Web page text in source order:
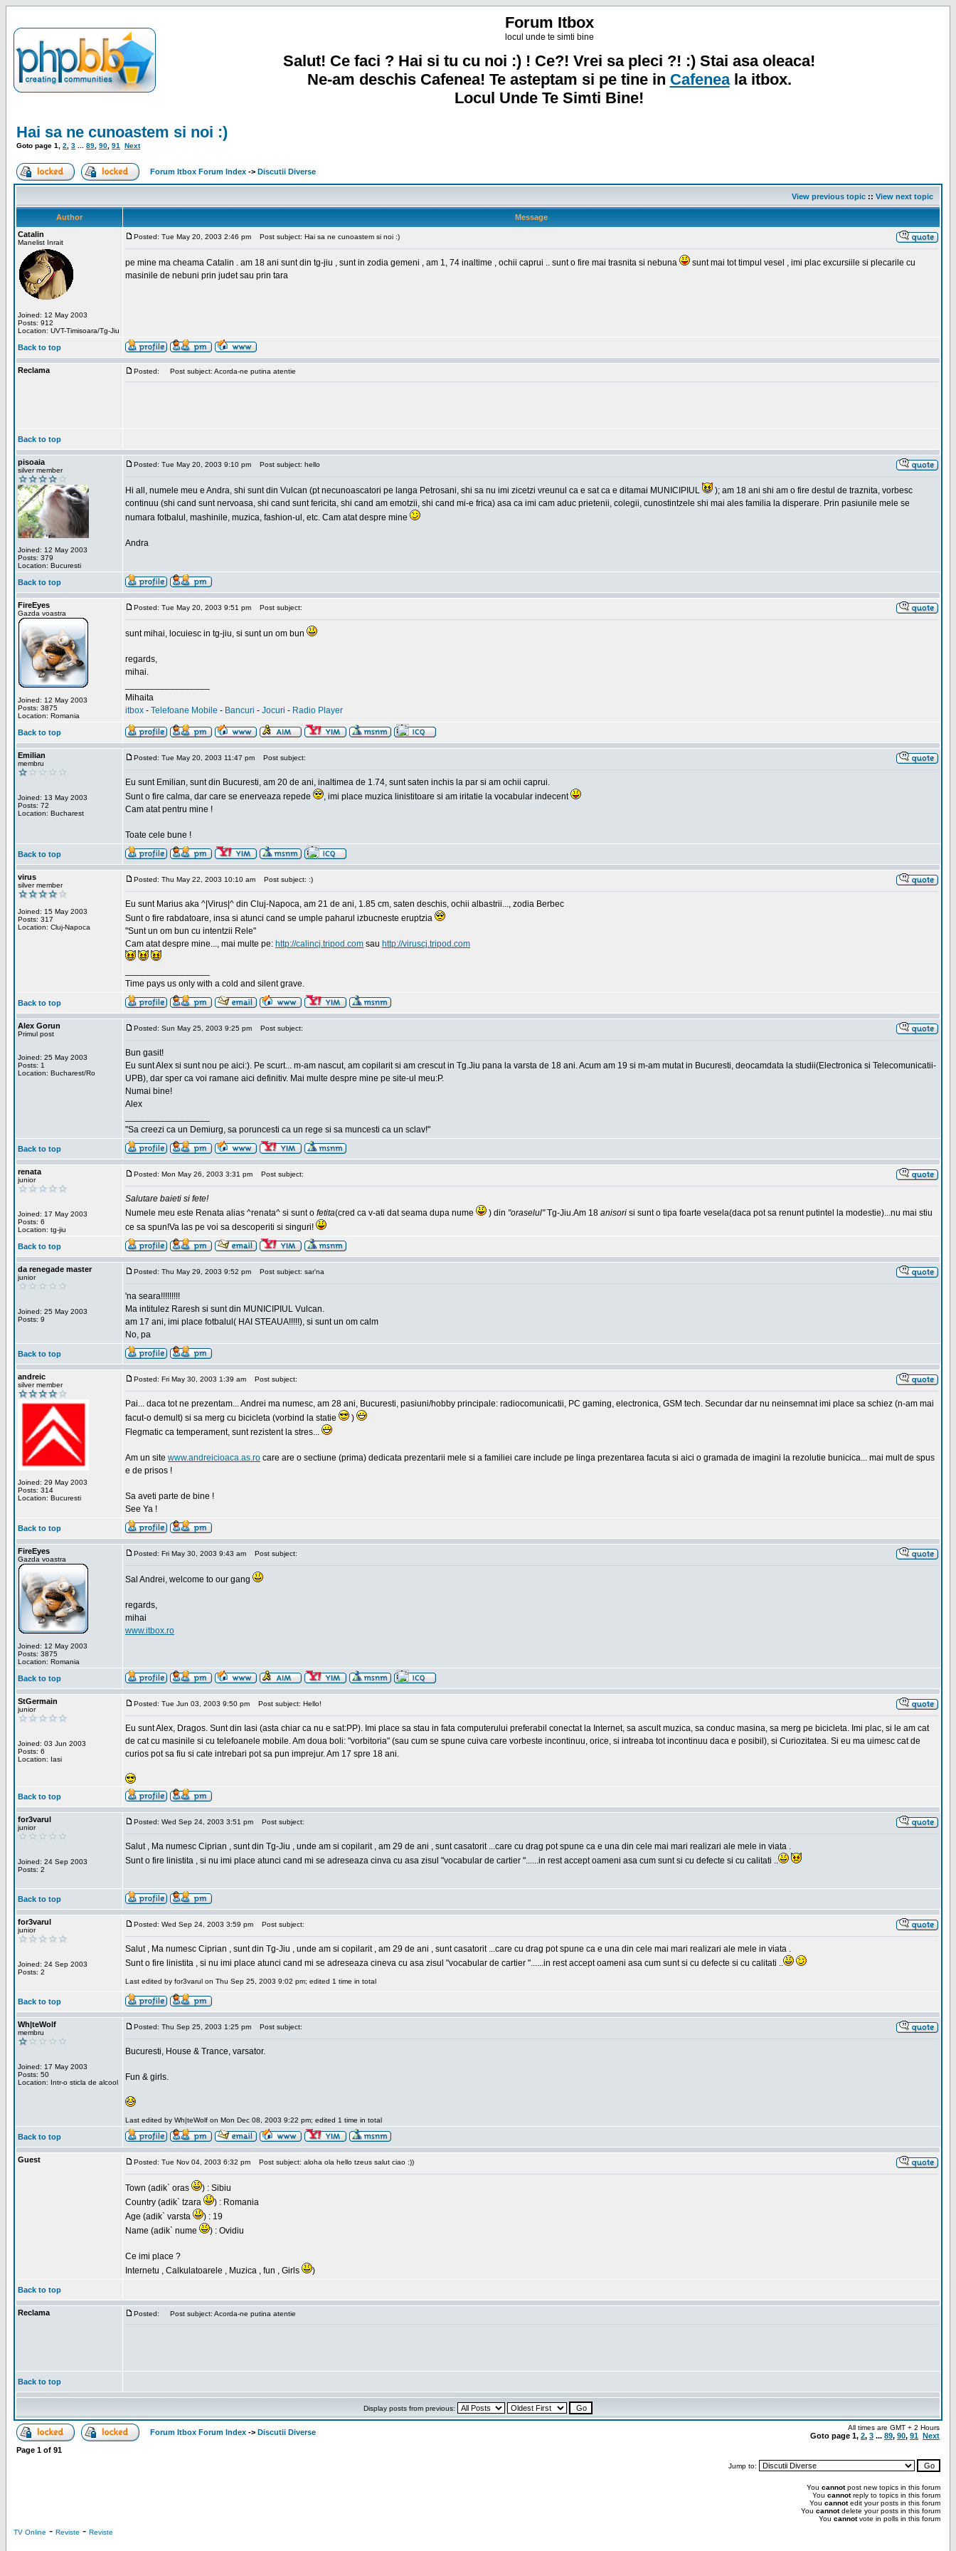
Forum Itbox
locul unde te simti bine
Salut! Ce faci ? Hai si tu cu noi :) ! Ce?! Vrei sa pleci ?! :) Stai asa oleaca!
Ne-am deschis Cafenea! Te asteptam si pe tine in Cafeneala itbox.
Locul Unde Te Simti Bine!
Hai sa ne cunoastem si noi :)
Goto page 1 2 3 89 90 91 Next
Forum Itbox Forum Index -> Discutii Diverse
View previous topic :: View next topic
Author
Message
Catalin
Manelist Inrait
Joined: 12 May 2003
Posts: 912
Location: UVT-Timisoara/Tg-Jiu
Posted: Tue May 20, 2003 2:46 pm Post subject: Hai sa ne cunoastem si noi :)
pe mine ma cheama Catalin . am 18 ani sunt din tg-jiu , sunt in zodia gemeni , am 1, 74 inaltime , ochii caprui .. sunt o fire mai trasnita si nebuna
sunt mai tot timpul vesel , imi plac excursiile si plecarile cu
masinile de nebuni prin judet sau prin tara
Back to top
Reclama Posted: Post subject: Acorda-ne putina atentie
Back to top
pisoaia
silver member
Joined: 12 May 2003
Posts: 379
Location: Bucuresti
Posted: Tue May 20, 2003 9:10 pm Post subject: hello
Hi all, numele meu e Andra, shi sunt din Vulcan (pt necunoascatori pe langa Petrosani, shi sa nu imi zicetzi vreunul ca e sat ca e ditamai MUNICIPIUL
); am 18 ani shi am o fire destul de traznita, vorbesc
continuu (shi cand sunt nervoasa, shi cand sunt fericita, shi cand am emotzii, shi cand mi-e frica) asa ca imi cam aduc prietenii, colegii, cunostintzele shi mai ales familia la disperare. Prin pasiunile mele se
numara fotbalul, mashinile, muzica, fashion-ul, etc. Cam atat despre mine
Andra
Back to top
FireEyes
Gazda voastra
Joined: 12 May 2003
Posts: 3875
Location: Romania
Posted: Tue May 20, 2003 9:51 pm Post subject:
sunt mihai, locuiesc in tg-jiu, si sunt un om bun
regards,
mihai.
Mihaita
itbox - Telefoane Mobile - Bancuri - Jocuri - Radio Player
Back to top
Emilian
membru
Joined: 13 May 2003
Posts: 72
Location: Bucharest
Posted: Tue May 20, 2003 11:47 pm Post subject:
Eu sunt Emilian, sunt din Bucuresti, am 20 de ani, inaltimea de 1.74, sunt saten inchis la par si am ochii caprui.
Sunt o fire calma, dar care se enerveaza repede
, imi place muzica linistitoare si am iritatie la vocabular indecent
Cam atat pentru mine !
Toate cele bune !
Back to top
virus
silver member
Joined: 15 May 2003
Posts: 317
Location: Cluj-Napoca
Posted: Thu May 22, 2003 10:10 am Post subject: :)
Eu sunt Marius aka ^|Virus|^ din Cluj-Napoca, am 21 de ani, 1.85 cm, saten deschis, ochii albastrii..., zodia Berbec
Sunt o fire rabdatoare, insa si atunci cand se umple paharul izbucneste eruptzia
"Sunt un om bun cu intentzii Rele"
Cam atat despre mine..., mai multe pe: http://calincj.tripod.com sau http://viruscj.tripod.com
Time pays us only with a cold and silent grave.
Back to top
Alex Gorun
Primul post
Joined: 25 May 2003
Posts: 1
Location: Bucharest/Ro
Posted: Sun May 25, 2003 9:25 pm Post subject:
Bun gasit!
Eu sunt Alex si sunt nou pe aici:). Pe scurt... m-am nascut, am copilarit si am crescut in Tg.Jiu pana la varsta de 18 ani. Acum am 19 si m-am mutat in Bucuresti, deocamdata la studii(Electronica si Telecomunicatii-
UPB), dar sper ca voi ramane aici definitiv. Mai multe despre mine pe site-ul meu:P.
Numai bine!
Alex
"Sa creezi ca un Demiurg, sa poruncesti ca un rege si sa muncesti ca un sclav!"
Back to top
renata
junior
Joined: 17 May 2003
Posts: 6
Location: tg-jiu
Posted: Mon May 26, 2003 3:31 pm Post subject:
Salutare baieti si fete!
Numele meu este Renata alias ^renata^ si sunt o fetita(cred ca v-ati dat seama dupa nume ) din "oraselul"Tg-Jiu.Am 18 anisori si sunt o tipa foarte vesela(daca pot sa renunt putintel la modestie)...nu mai stiu
ce sa spun!Va las pe voi sa descoperiti si singuri!
Back to top
da renegade master
junior
Joined: 25 May 2003
Posts: 9
Posted: Thu May 29, 2003 9:52 pm Post subject: sar'na
'na seara!!!!!!!!!
Ma intitulez Raresh si sunt din MUNICIPIUL Vulcan.
am 17 ani, imi place fotbalul( HAI STEAUA!!!!!), si sunt un om calm
No, pa
Back to top
andreic
silver member
Joined: 29 May 2003
Posts: 314
Location: Bucuresti
Posted: Fri May 30, 2003 1:39 am Post subject:
Pai... daca tot ne prezentam... Andrei ma numesc, am 28 ani, Bucuresti, pasiuni/hobby principale: radiocomunicatii, PC gaming, electronica, GSM tech. Secundar dar nu neinsemnat imi place sa schiez (n-am mai
facut-o demult) si sa merg cu bicicleta (vorbind la statie
)
Flegmatic ca temperament, sunt rezistent la stres...
Am un site www.andreicioaca.as.ro care are o sectiune (prima) dedicata prezentarii mele si a familiei care include pe linga prezentarea facuta si aici o gramada de imagini la rezolutie bunicica... mai mult de spus
e de prisos !
Sa aveti parte de bine !
See Ya !
Back to top
FireEyes
Gazda voastra
Joined: 12 May 2003
Posts: 3875
Location: Romania
Posted: Fri May 30, 2003 9:43 am Post subject:
Sal Andrei, welcome to our gang
regards,
mihai
www.itbox.ro
Back to top
StGermain
junior
Joined: 03 Jun 2003
Posts: 6
Location: Iasi
Posted: Tue Jun 03, 2003 9:50 pm Post subject: Hello!
Eu sunt Alex, Dragos. Sunt din Iasi (asta chiar ca nu e sat:PP). Imi place sa stau in fata computerului preferabil conectat la Internet, sa ascult muzica, sa conduc masina, sa merg pe bicicleta. Imi plac, si le am cat
de cat cu masinile si cu telefoanele mobile. Am doua boli: "vorbitoria" (sau cum se spune cuiva care vorbeste incontinuu, orice, si intreaba tot incontinuu daca e posibil), si Curiozitatea. Si eu ma uimesc cat de
curios pot sa fiu si cate intrebari pot sa pun imprejur. Am 17 spre 18 ani.
Back to top
for3varul
junior
Joined: 24 Sep 2003
Posts: 2
Posted: Wed Sep 24, 2003 3:51 pm Post subject:
Salut , Ma numesc Ciprian , sunt din Tg-Jiu , unde am si copilarit , am 29 de ani , sunt casatorit ...care cu drag pot spune ca e una din cele mai mari realizari ale mele in viata .
Sunt o fire linistita , si nu imi place atunci cand mi se adreseaza cinva cu asa zisul "vocabular de cartier "......in rest accept oameni asa cum sunt si cu defecte si cu calitati ..
Back to top
for3varul
junior
Joined: 24 Sep 2003
Posts: 2
Posted: Wed Sep 24, 2003 3:59 pm Post subject:
Salut , Ma numesc Ciprian , sunt din Tg-Jiu , unde am si copilarit , am 29 de ani , sunt casatorit ...care cu drag pot spune ca e una din cele mai mari realizari ale mele in viata .
Sunt o fire linistita , si nu imi place atunci cand mi se adreseaza cineva cu asa zisul "vocabular de cartier "......in rest accept oameni asa cum sunt si cu defecte si cu calitati ..
Last edited by for3varul on Thu Sep 25, 2003 9:02 pm; edited 1 time in total
Back to top
Wh|teWolf
membru
Joined: 17 May 2003
Posts: 50
Location: Intr-o sticla de alcool
Posted: Thu Sep 25, 2003 1:25 pm Post subject:
Bucuresti, House & Trance, varsator.
Fun & girls.
Last edited by Wh|teWolf on Mon Dec 08, 2003 9:22 pm; edited 1 time in total
Back to top
Guest Posted: Tue Nov 04, 2003 6:32 pm Post subject: aloha ola hello tzeus salut ciao :))
Town (adik` oras
) : Sibiu
Country (adik` tzara
) : Romania
Age (adik` varsta
) : 19
Name (adik` nume
) : Ovidiu
Ce imi place ?
Internetu , Calkulatoarele , Muzica , fun , Girls
)
Back to top
Reclama Posted: Post subject: Acorda-ne putina atentie
Back to top
Display posts from previous:
Forum Itbox Forum Index -> Discutii Diverse
All times are GMT + 2 Hours
Goto page 1, 2, 3 ... 89, 90, 91 Next
Page 1 of 91
Jump to:
You cannotpost new topics in this forum
You cannotreply to topics in this forum
You cannotedit your posts in this forum
You cannotdelete your posts in this forum
You cannotvote in polls in this forum
TV Online - Reviste - Reviste